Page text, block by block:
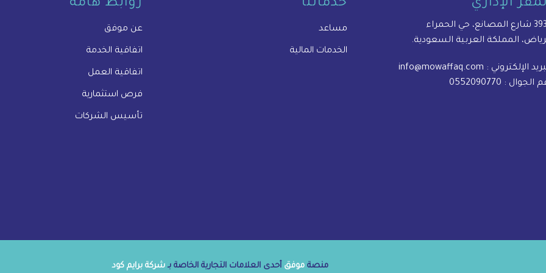
روابط هامة
عن موفق
اتفاقية الخدمة
اتفاقية العمل
فرص استثمارية
تأسيس الشركات
خدماتنا
مساعد
الخدمات المالية
الإداري
حي الحمراء
المملكة العربية السعودية.
الإلكتروني : info@mowaffaq.com
الجوال : 0552090770
منصة موفق أحدى العلامات التجارية الخاصة بـ شركة برايم كود